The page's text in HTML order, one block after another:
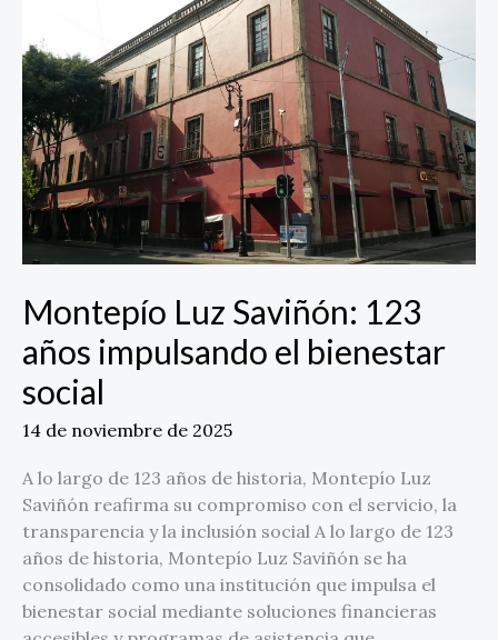
Montepío Luz Saviñón: 123
años impulsando el bienestar
social
14 de noviembre de 2025
A lo largo de 123 años de historia, Montepío Luz
Saviñón reafirma su compromiso con el servicio, la
transparencia y la inclusión social A lo largo de 123
años de historia, Montepío Luz Saviñón se ha
consolidado como una institución que impulsa el
bienestar social mediante soluciones financieras
años
impulsando
el
bienestar
social